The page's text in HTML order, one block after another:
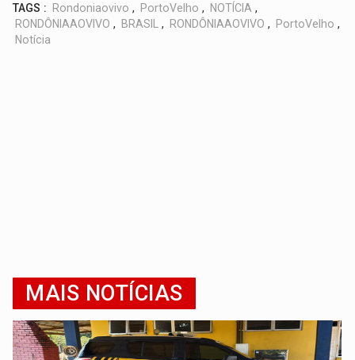
TAGS : Rondoniaovivo , PortoVelho , NOTÍCIA ,
RONDÔNIAAOVIVO , BRASIL , RONDÔNIAAOVIVO , PortoVelho ,
Notícia
MAIS NOTÍCIAS